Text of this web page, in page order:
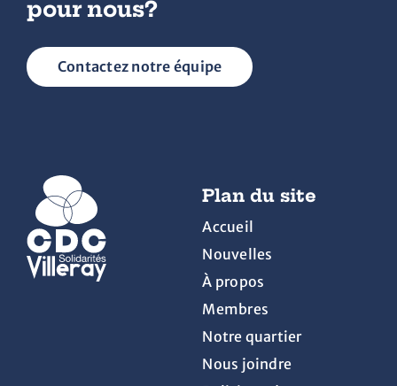
pour nous?
Contactez notre équipe
Plan du site
Accueil
Nouvelles
À propos
Membres
Notre quartier
Nous joindre